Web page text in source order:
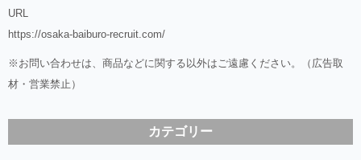
URL
https://osaka-baiburo-recruit.com/
※お問い合わせは、商品などに関する以外はご遠慮ください。（広告取
材・営業禁止）
カテゴリー